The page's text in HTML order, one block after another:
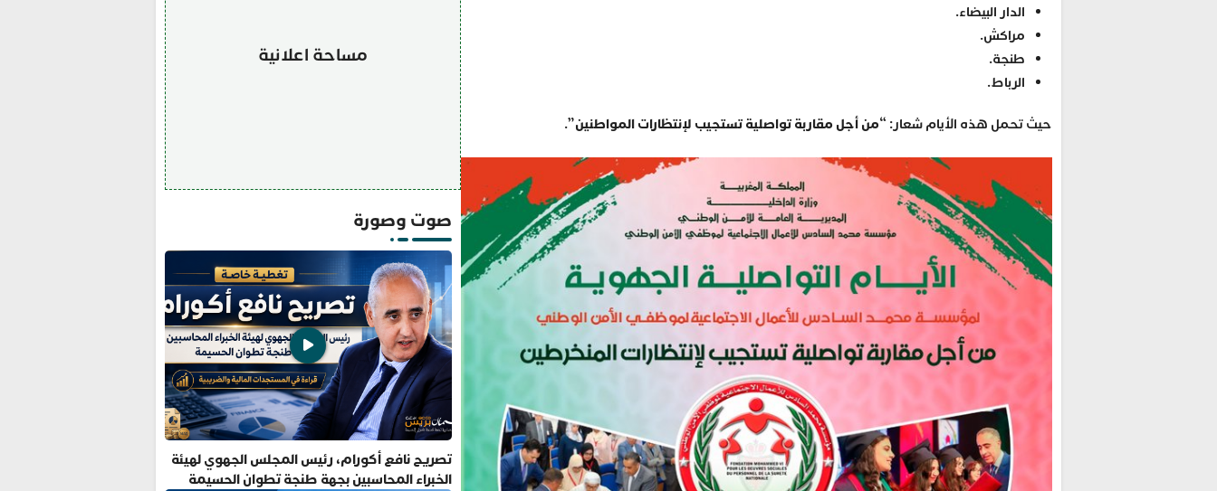
الدار البيضاء.
مراكش.
طنجة.
الرباط.
حيث تحمل هذه الأيام شعار: “من أجل مقاربة تواصلية تستجيب لإنتظارات المواطنين”.
مساحة اعلانية
صوت وصورة
تصريح نافع أكورام، رئيس المجلس الجهوي لهيئة
الخبراء المحاسبين بجهة طنجة تطوان الحسيمة